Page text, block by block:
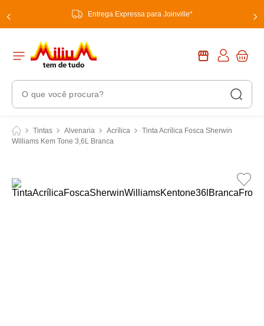
Entrega Expressa para Joinville*
O que você procura?
Tintas Alvenaria Acrílica
Tinta Acrílica Fosca Sherwin
Williams Kem Tone 3,6L Branca
Termos Mais Buscados
3º torneira